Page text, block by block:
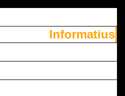
Informatius